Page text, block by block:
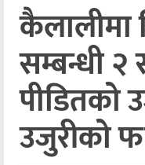
अन्तराष्ट्रिय
अन्तर्वार्ता
अर्थ
खेलकुद
मनोरञ्जन
कैलालीमा
सम्बन्धी
पीडितको
उजुरीको